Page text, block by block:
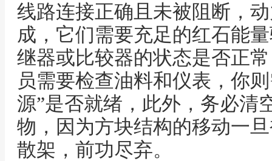
线路连接正确且未被阻断，
成，它们需要充足的红石能
继器或比较器的状态是否正
员需要检查油料和仪表，你
源”是否就绪，此外，务必清
物，因为方块结构的移动一
散架，前功尽弃。